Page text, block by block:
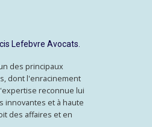
Lefebvre Avocats.
des principaux
dont l'enracinement
reconnue lui
innovantes et à haute
des affaires et en